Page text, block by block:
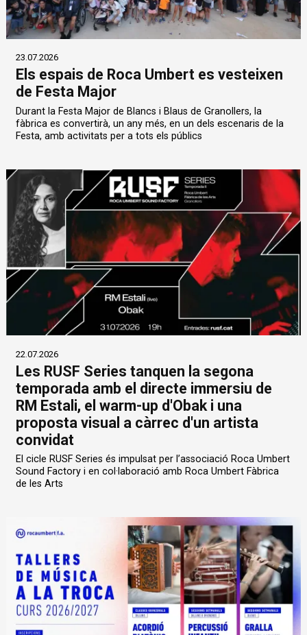
23.07.2026
Els espais de Roca Umbert es vesteixen
de Festa Major
Durant la Festa Major de Blancs i Blaus de Granollers, la
fàbrica es convertirà, un any més, en un dels escenaris de la
Festa, amb activitats per a tots els públics
22.07.2026
Les RUSF Series tanquen la segona
temporada amb el directe immersiu de
RM Estali, el warm-up d'Obak i una
proposta visual a càrrec d'un artista
convidat
El cicle RUSF Series és impulsat per l’associació Roca Umbert
Sound Factory i en col·laboració amb Roca Umbert Fàbrica
de les Arts